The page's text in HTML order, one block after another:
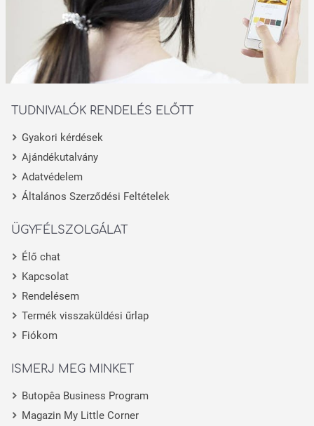
TUDNIVALÓK RENDELÉS ELŐTT
Gyakori kérdések
Ajándékutalvány
Adatvédelem
Általános Szerződési Feltételek
ÜGYFÉLSZOLGÁLAT
Élő chat
Kapcsolat
Rendelésem
Termék visszaküldési űrlap
Fiókom
ISMERJ MEG MINKET
Butopêa Business Program
Magazin My Little Corner